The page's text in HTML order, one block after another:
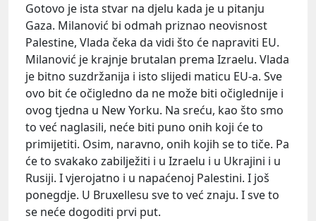
Gotovo je ista stvar na djelu kada je u pitanju
Gaza. Milanović bi odmah priznao neovisnost
Palestine, Vlada čeka da vidi što će napraviti EU.
Milanović je krajnje brutalan prema Izraelu. Vlada
je bitno suzdržanija i isto slijedi maticu EU-a. Sve
ovo bit će očigledno da ne može biti očiglednije i
ovog tjedna u New Yorku. Na sreću, kao što smo
to već naglasili, neće biti puno onih koji će to
primijetiti. Osim, naravno, onih kojih se to tiče. Pa
će to svakako zabilježiti i u Izraelu i u Ukrajini i u
Rusiji. I vjerojatno i u napaćenoj Palestini. I još
ponegdje. U Bruxellesu sve to već znaju. I sve to
se neće dogoditi prvi put.